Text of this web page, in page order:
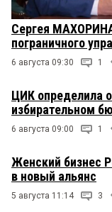
Сергея
пограничного
6 августа 09:30 1
ЦИК определила
избирательном
6 августа 09:00 1
Женский бизнес
в новый альянс
5 августа 11:14 3